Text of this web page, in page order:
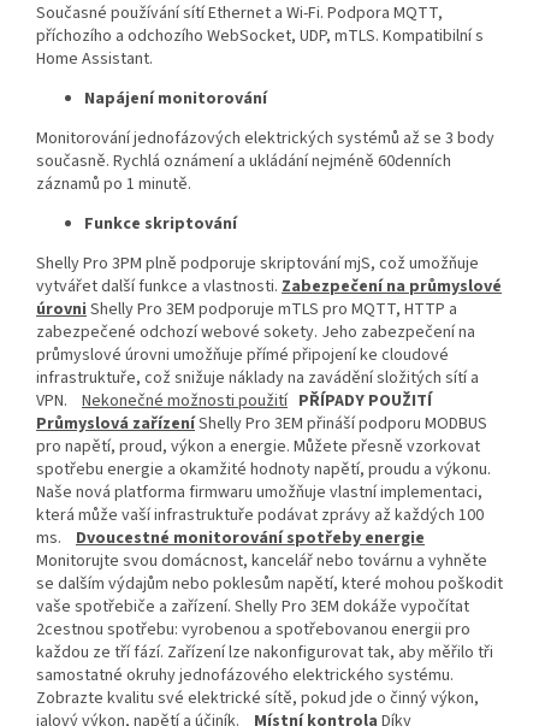
Současné používání sítí Ethernet a Wi-Fi. Podpora MQTT,
příchozího a odchozího WebSocket, UDP, mTLS. Kompatibilní s
Home Assistant.
Napájenímonitorování
Monitorování jednofázových elektrických systémů až se 3 body
současně. Rychlá oznámení a ukládání nejméně 60denních
záznamů po 1 minutě.
Funkce skriptování
Shelly Pro 3PM plně podporuje skriptování mjS, což umožňuje
vytvářet další funkce a vlastnosti. Zabezpečení na průmyslové
úrovniShelly Pro 3EM podporuje mTLS pro MQTT, HTTP a
zabezpečené odchozí webové sokety. Jeho zabezpečení na
průmyslové úrovni umožňuje přímé připojení ke cloudové
infrastruktuře, což snižuje náklady na zavádění složitých sítí a
VPN.
Nekonečné možnosti použití PŘÍPADY POUŽITÍ
Průmyslová zařízeníShelly Pro 3EM přináší podporu MODBUS
pro napětí, proud, výkon a energie. Můžete přesně vzorkovat
spotřebu energie a okamžité hodnoty napětí, proudu a výkonu.
Naše nová platforma firmwaru umožňuje vlastní implementaci,
která může vaší infrastruktuře podávat zprávy až každých 100
ms.
Dvoucestné monitorování spotřeby energie
Monitorujte svou domácnost, kancelář nebo továrnu a vyhněte
se dalším výdajům nebo poklesům napětí, které mohou poškodit
vaše spotřebiče a zařízení. Shelly Pro 3EM dokáže vypočítat
2cestnou spotřebu: vyrobenou a spotřebovanou energii pro
každou ze tří fází. Zařízení lze nakonfigurovat tak, aby měřilo tři
samostatné okruhy jednofázového elektrického systému.
Zobrazte kvalitu své elektrické sítě, pokud jde o činný výkon,